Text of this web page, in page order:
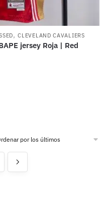
,CLEVELAND CAVALIERS
jersey Roja | Red